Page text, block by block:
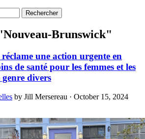
Brunswick"
une action urgente en
de santé pour les femmes et les
genre divers
by Jill Mersereau · October 15, 2024